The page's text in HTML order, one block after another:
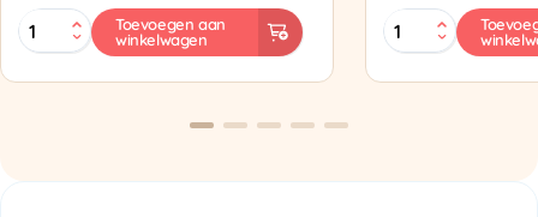
MINI
PAK'R
Refurbished
Toevoegen aan
winkelwagen
Zapak
ZP97
aantal